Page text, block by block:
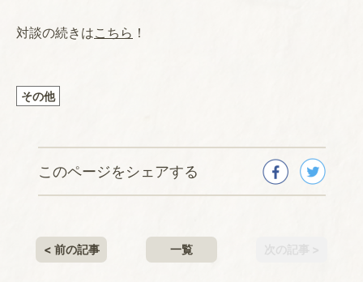
対談の続きはこちら ！
その他
このページをシェアする
< 前の記事 一覧